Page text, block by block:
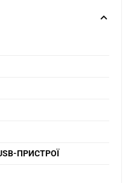
ПРИСТРОЇ